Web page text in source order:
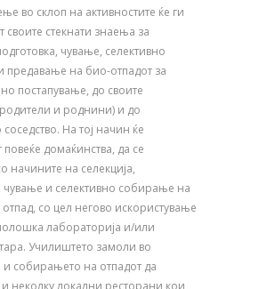
во склоп на активностите ќе ги
своите стекнати знаења за
чување, селективно
предавање на био-отпадот за
постапување, до своите
и роднини) и до
На тој начин ќе
домаќинства, да се
начините на селекција,
чување и селективно собирање на
со цел негово искористување
лабораторија и/или
Училиштето замоли во
и собирањето на отпадот да